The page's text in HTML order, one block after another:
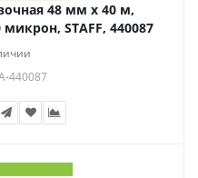
48 мм x 40 м,
STAFF, 440087
440087